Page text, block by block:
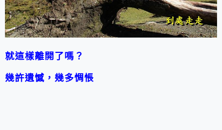
就這樣離開了嗎？
幾許遺憾，幾多惆悵